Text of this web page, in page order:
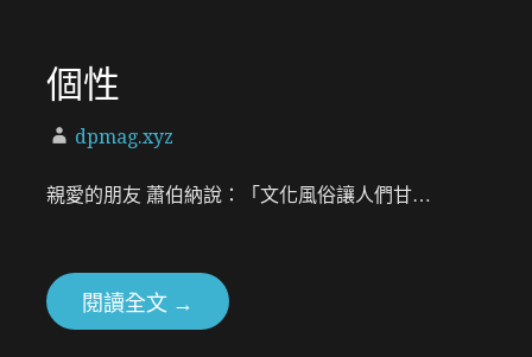
個性
dpmag.xyz
親愛的朋友 蕭伯納說：「文化風俗讓人們甘…
閱讀全文 →